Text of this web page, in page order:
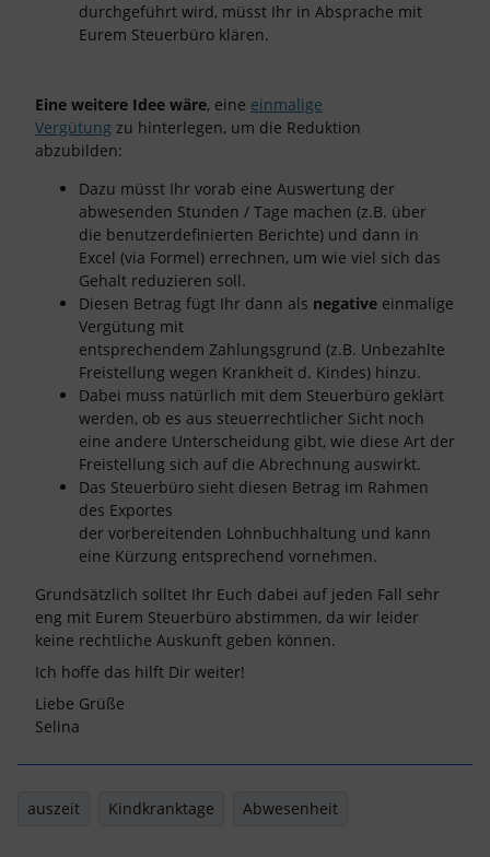
durchgeführt wird, müsst Ihr in Absprache mit
Eurem Steuerbüro klären.
Eine weitere Idee wäre, eine einmalige
Vergütung zu hinterlegen, um die Reduktion
abzubilden:
Dazu müsst Ihr vorab eine Auswertung der
abwesenden Stunden / Tage machen (z.B. über
die benutzerdefinierten Berichte) und dann in
Excel (via Formel) errechnen, um wie viel sich das
Gehalt reduzieren soll.
Diesen Betrag fügt Ihr dann als negative einmalige
Vergütung mit
entsprechendem Zahlungsgrund (z.B. Unbezahlte
Freistellung wegen Krankheit d. Kindes) hinzu.
Dabei muss natürlich mit dem Steuerbüro geklärt
werden, ob es aus steuerrechtlicher Sicht noch
eine andere Unterscheidung gibt, wie diese Art der
Freistellung sich auf die Abrechnung auswirkt.
Das Steuerbüro sieht diesen Betrag im Rahmen
des Exportes
der vorbereitenden Lohnbuchhaltung und kann
eine Kürzung entsprechend vornehmen.
Grundsätzlich solltet Ihr Euch dabei auf jeden Fall sehr
eng mit Eurem Steuerbüro abstimmen, da wir leider
keine rechtliche Auskunft geben können.
Ich hoffe das hilft Dir weiter!
Liebe Grüße
Selina
auszeit Kindkranktage Abwesenheit